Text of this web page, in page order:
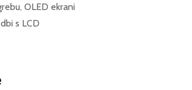
OLED ekrani
s LCD